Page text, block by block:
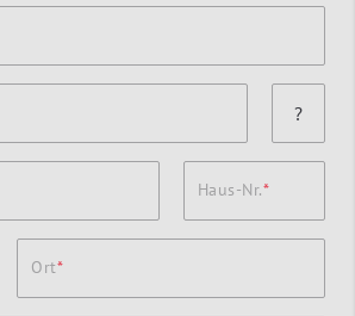
?
Haus-Nr.
Ort